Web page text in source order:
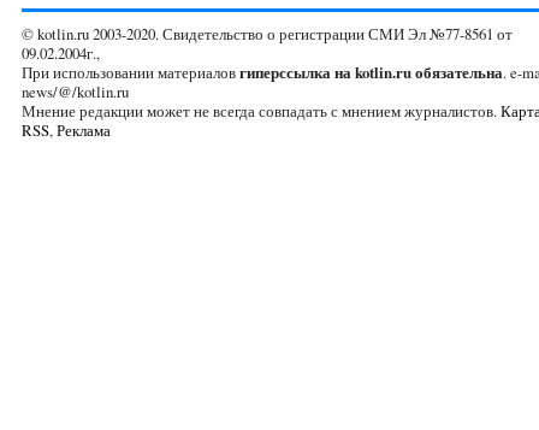
© kotlin.ru 2003-2020. Свидетельство о регистрации СМИ Эл №77-8561 от
09.02.2004г.,
При использовании материаловгиперссылка на kotlin.ru обязательна. e-
news/@/kotlin.ru
Мнение редакции может не всегда совпадать с мнением журналистов.
RSS,Реклама